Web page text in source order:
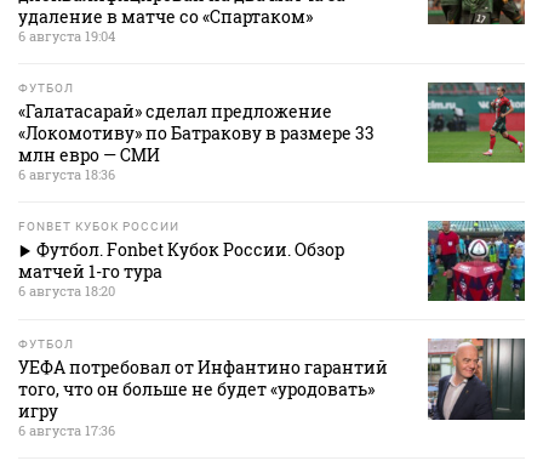
удаление в матче со «Спартаком»
6 августа 19:04
ФУТБОЛ
«Галатасарай» сделал предложение
«Локомотиву» по Батракову в размере 33
млн евро — СМИ
6 августа 18:36
FONBET КУБОК РОССИИ
Футбол. Fonbet Кубок России. Обзор
матчей 1-го тура
6 августа 18:20
ФУТБОЛ
УЕФА потребовал от Инфантино гарантий
того, что он больше не будет «уродовать»
игру
6 августа 17:36